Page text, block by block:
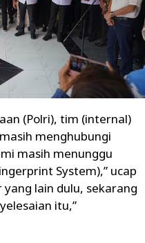
(Polri), tim (internal)
menghubungi
masih menunggu
System),” ucap
yang lain dulu, sekarang
itu,”